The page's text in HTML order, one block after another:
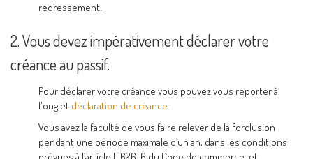
redressement.
2. Vous devez impérativement déclarer votre
créance au passif.
Pour déclarer votre créance vous pouvez vous reporter à
l'onglet déclaration de créance
Vous avez la faculté de vous faire relever de la forclusion
pendant une période maximale d’un an, dans les conditions